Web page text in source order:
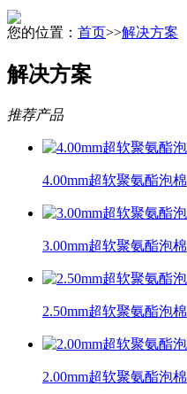
您的位置： 首页>>解决方案
解决方案
推荐产品
4.00mm超软聚氨酯泡棉
3.00mm超软聚氨酯泡棉
2.50mm超软聚氨酯泡棉
2.00mm超软聚氨酯泡棉